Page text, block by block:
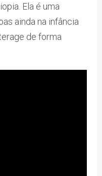
Ela é uma
ainda na infância
de forma